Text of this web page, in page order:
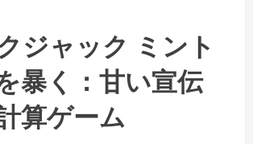
ジャック ミント
暴く：甘い宣伝
算ゲーム